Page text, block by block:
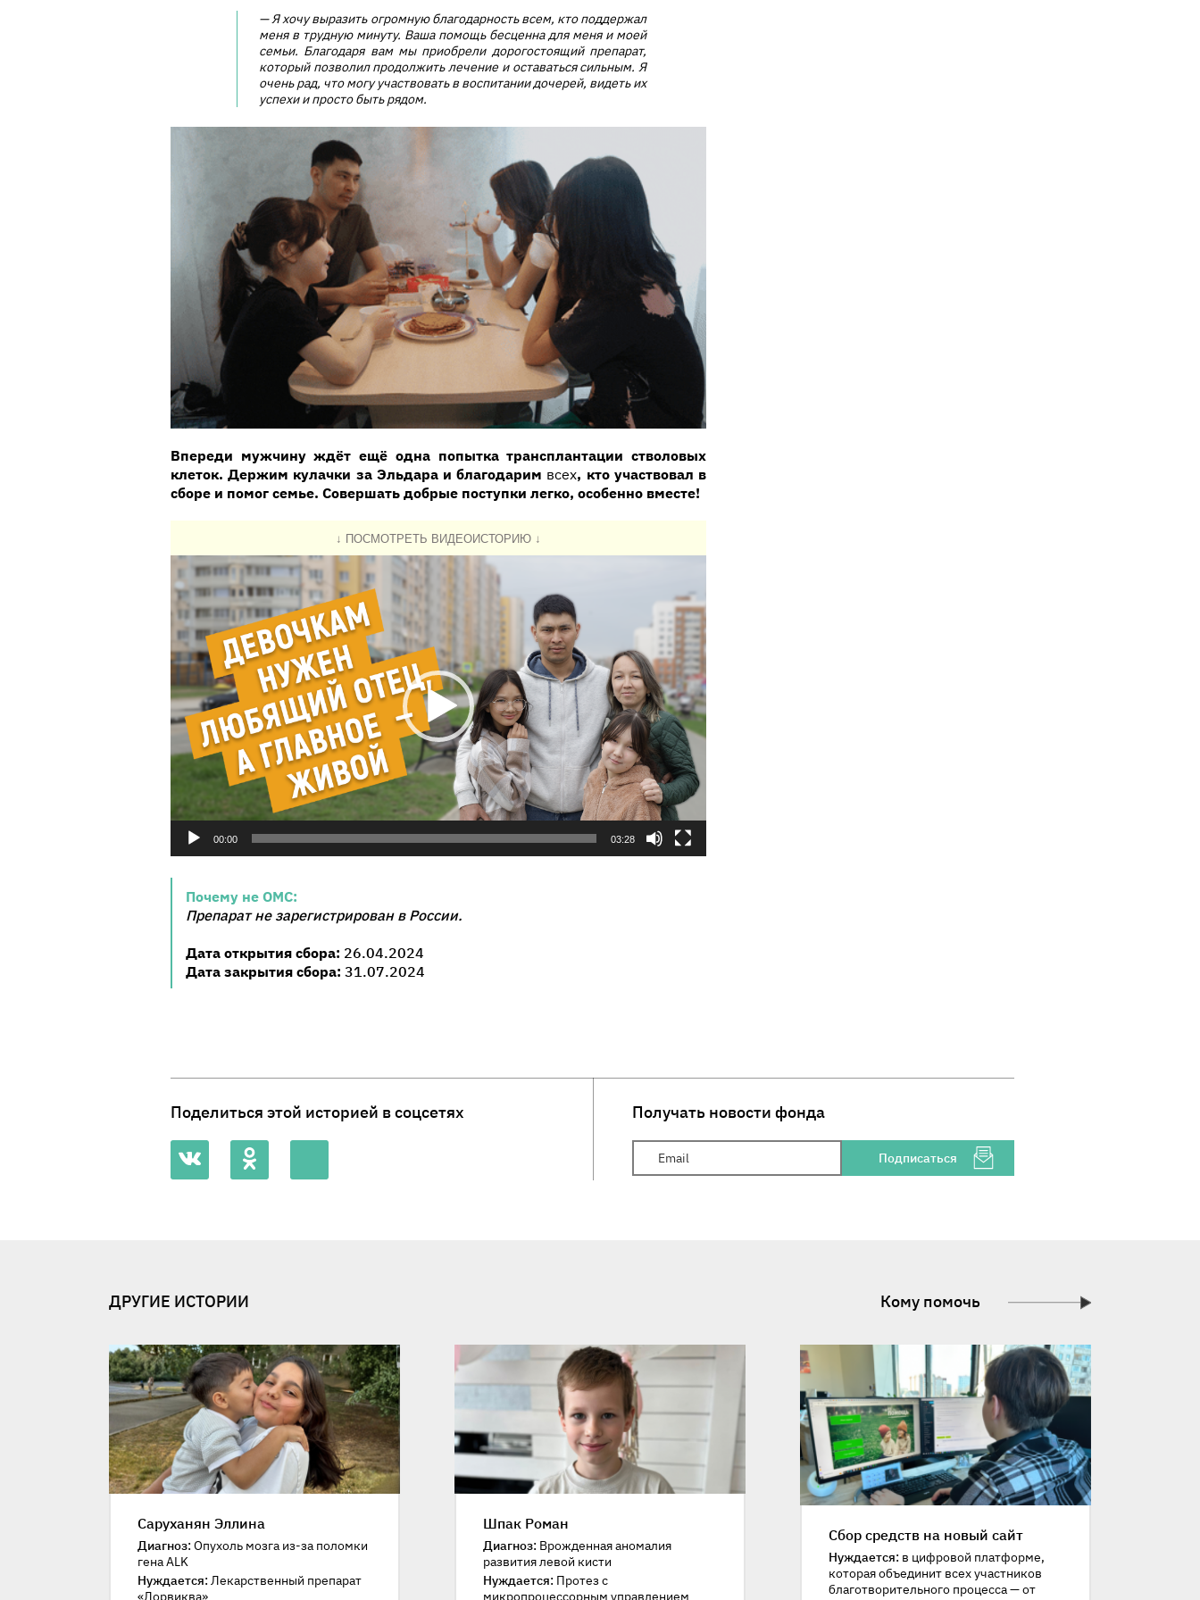
— Я хочу выразить огромную благодарность всем, кто поддержал
меня в трудную минуту. Ваша помощь бесценна для меня и моей
семьи. Благодаря вам мы приобрели дорогостоящий препарат,
который позволил продолжить лечение и оставаться сильным. Я
очень рад, что могу участвовать в воспитании дочерей, видеть их
успехи и просто быть рядом.
Впереди мужчину ждёт ещё одна попытка трансплантации стволовых
клеток. Держим кулачки за Эльдара и благодарим всех, кто участвовал в
сборе и помог семье. Совершать добрые поступки легко, особенно вместе!
↓ ПОСМОТРЕТЬ ВИДЕОИСТОРИЮ ↓
Видеоплеер
00:00 03:28
Почему не ОМС:
Препарат не зарегистрирован в России.
Дата открытия сбора: 26.04.2024
Дата закрытия сбора: 31.07.2024
Поделиться этой историей в соцсетях Получать новости фонда
Ваш Email
Подписаться
ДРУГИЕ ИСТОРИИ Кому помочь
Саруханян Эллина
Диагноз: Опухоль мозга из-за поломки
гена ALK
Нуждается: Лекарственный препарат
«Лорвиква»
Шпак Роман
Диагноз: Врожденная аномалия
развития левой кисти
Нуждается: Протез с
микропроцессорным управлением
Сбор средств на новый сайт
Нуждается: в цифровой платформе,
которая объединит всех участников
благотворительного процесса — от